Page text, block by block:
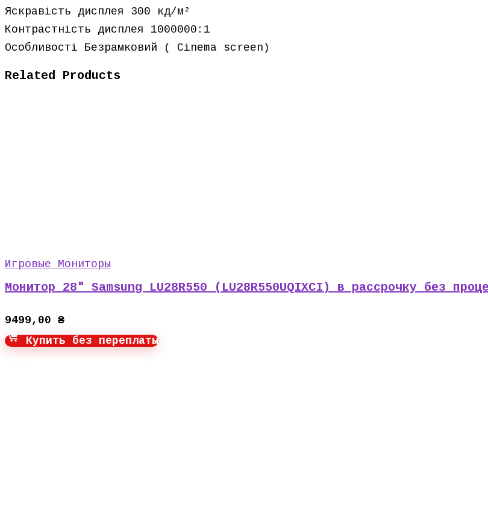
Яскравість дисплея 300 кд/м²
Контрастність дисплея 1000000:1
Особливості Безрамковий ( Сinema screen)
Related Products
Игровые Мониторы
Монитор 28″ Samsung LU28R550 (LU28R550UQIXCI) в рассрочку без
9499,00 ₴
Купить без переплаты